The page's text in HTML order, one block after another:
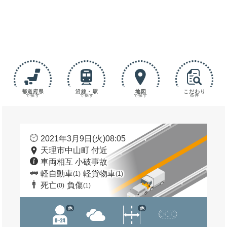
都道府県
で探す
沿線・駅
で探す
地図
で探す
こだわり
条件
2021年3月9日(火)08:05
天理市中山町 付近
車両相互 小破事故
軽自動車(1) 軽貨物車(1)
死亡(0) 負傷(1)
他 他